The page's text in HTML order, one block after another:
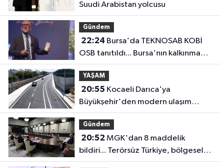
Suudi Arabistan yolcusu
Gündem
22:24
OSB tanıtıldı... Bursa'nın kalkınma
yolculuğunda yeni dönem
YAŞAM
20:55
Büyükşehir'den modern ulaşım
yatırımı
Gündem
20:52
bildiri... Terörsüz Türkiye, bölgesel
güvenlik ve Gazze mesajı